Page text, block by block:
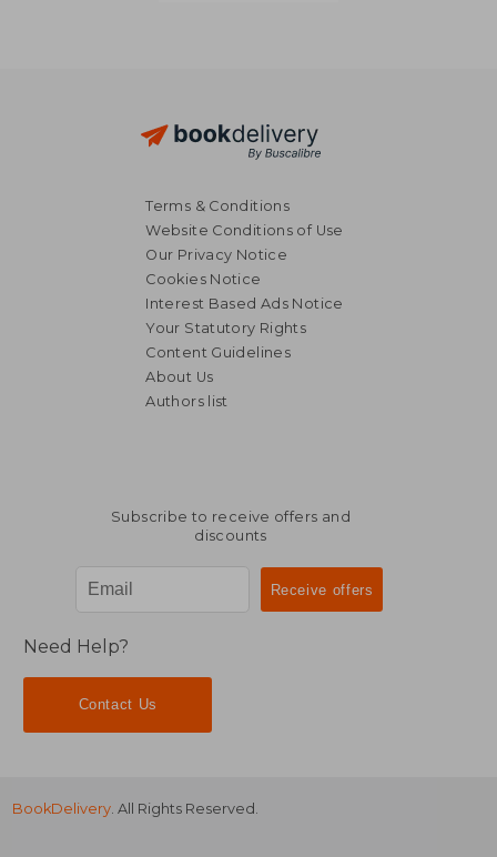
Terms & Conditions
Website Conditions of Use
Our Privacy Notice
Cookies Notice
Interest Based Ads Notice
Your Statutory Rights
Content Guidelines
About Us
Authors list
Subscribe to receive offers and
discounts
Need Help?
Contact Us
BookDelivery . All Rights Reserved.